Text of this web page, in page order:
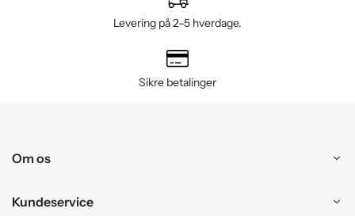
Levering på 2–5 hverdage.
Sikre betalinger
Om os
Kundeservice